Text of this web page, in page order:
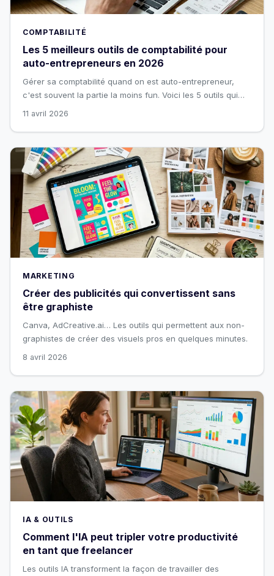
COMPTABILITÉ
Les 5 meilleurs outils de comptabilité pour
auto-entrepreneurs en 2026
Gérer sa comptabilité quand on est auto-entrepreneur,
c'est souvent la partie la moins fun. Voici les 5 outils qui
vont vous changer la vie.
11 avril 2026
MARKETING
Créer des publicités qui convertissent sans
être graphiste
Canva, AdCreative.ai… Les outils qui permettent aux non-
graphistes de créer des visuels pros en quelques minutes.
8 avril 2026
IA & OUTILS
Comment l'IA peut tripler votre productivité
en tant que freelancer
Les outils IA transforment la façon de travailler des